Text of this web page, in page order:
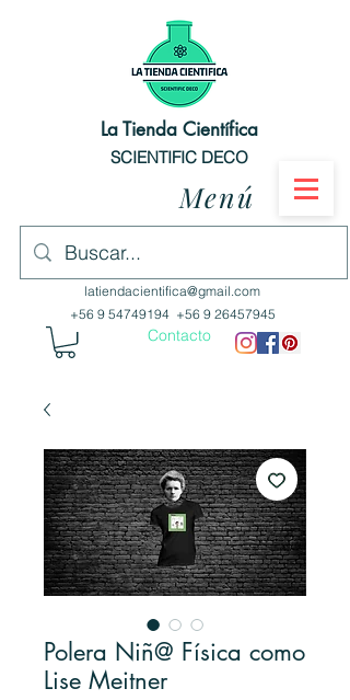
La Tienda Científica
SCIENTIFIC DECO
Menú
latiendacientifica@gmail.com
+56 9 54749194 +56 9 26457945
Contacto
Polera Niñ@ Física como
Lise Meitner